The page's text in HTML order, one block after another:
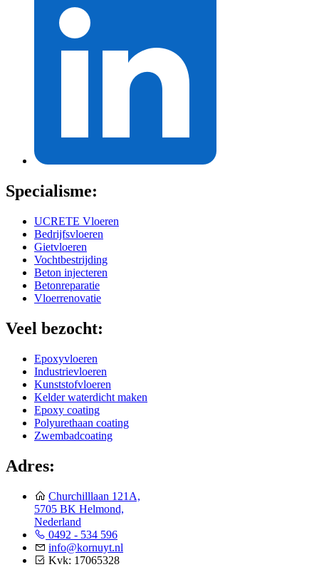
Specialisme:
UCRETE Vloeren
Bedrijfsvloeren
Gietvloeren
Vochtbestrijding
Beton injecteren
Betonreparatie
Vloerrenovatie
Veel bezocht:
Epoxyvloeren
Industrievloeren
Kunststofvloeren
Kelder waterdicht maken
Epoxy coating
Polyurethaan coating
Zwembadcoating
Adres:
Churchilllaan 121A,
5705 BK Helmond,
Nederland
0492 - 534 596
info@kornuyt.nl
Kvk: 17065328